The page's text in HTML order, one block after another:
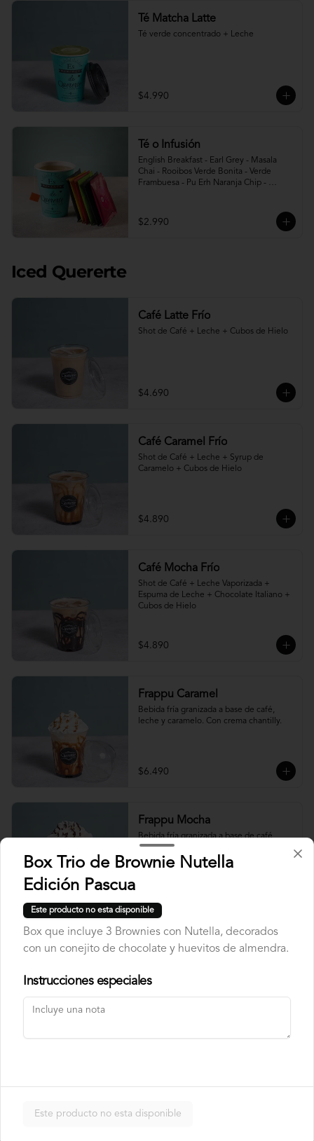
Té Matcha Latte
Té verde concentrado + Leche
$4.990
Té o Infusión
English Breakfast - Earl Grey - Masala
Chai - Rooibos Verde Bonita - Verde
Frambuesa - Pu Erh Naranja Chip -
$2.990
Iced Quererte
Café Latte Frío
Shot de Café + Leche + Cubos de Hielo
$4.690
Café Caramel Frío
Shot de Café + Leche + Syrup de
Caramelo + Cubos de Hielo
$4.890
Café Mocha Frío
Shot de Café + Leche Vaporizada +
Espuma de Leche + Chocolate Italiano +
Cubos de Hielo
$4.890
Frappu Caramel
Bebida fría granizada a base de café,
leche y caramelo. Con crema chantilly.
$6.490
Frappu Mocha
Bebida fría granizada a base de café,
leche y mocha + Crema chantilly
Smoothie de Berries
Mix de berries
Vitamina Naranja 100%
Box Trio de Brownie Nutella
Edición Pascua
Este producto no esta disponible
Box que incluye 3 Brownies con Nutella, decorados
con un conejito de chocolate y huevitos de almendra.
Instrucciones especiales
Este producto no esta disponible